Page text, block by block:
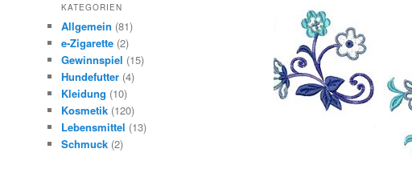
KATEGORIEN
Allgemein (81)
e-Zigarette (2)
Gewinnspiel (15)
Hundefutter (4)
Kleidung (10)
Kosmetik (120)
Lebensmittel (13)
Schmuck (2)